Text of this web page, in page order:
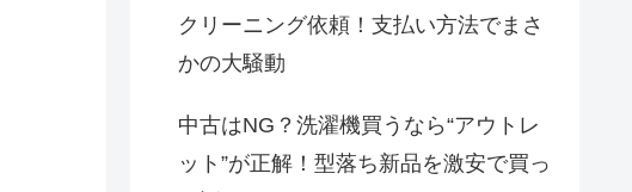
クリーニング依頼！支払い方法でまさ
かの大騒動
中古はNG？洗濯機買うなら“アウトレ
ット”が正解！型落ち新品を激安で買っ